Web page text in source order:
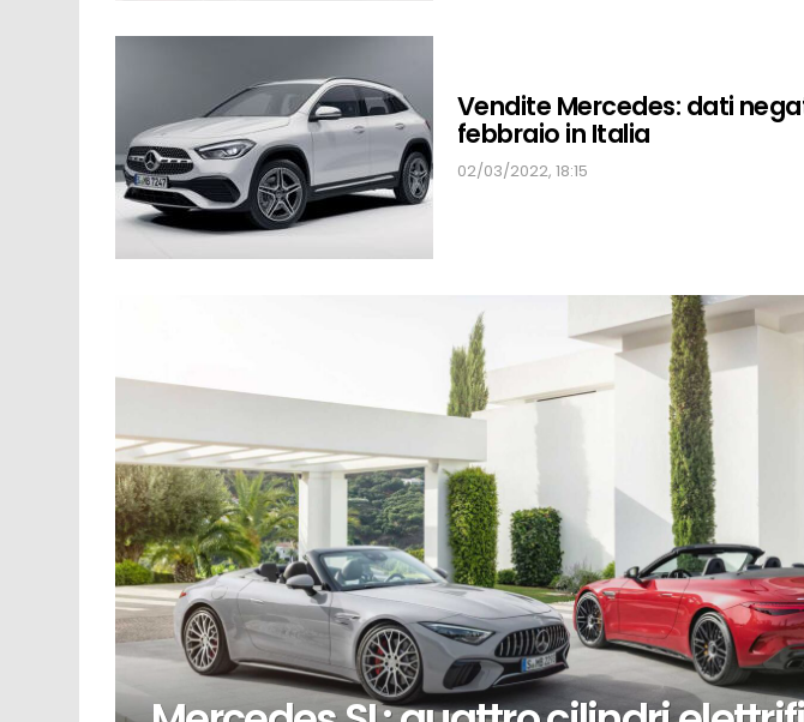
Vendite Mercedes: dati
febbraio in Italia
02/03/2022, 18:15